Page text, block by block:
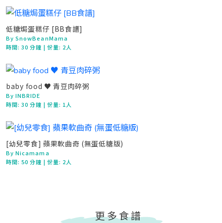
低糖焗蛋糕仔 [BB食譜]
By SnowBeanMama
時間:30 分鐘 | 份量: 2人
baby food ♥ 青豆肉碎粥
By INBRIDE
時間:30 分鐘 | 份量: 1人
[幼兒零食] 蘋果軟曲奇 (無蛋低糖版)
By Nicamama
時間:50 分鐘 | 份量: 2人
更多食譜